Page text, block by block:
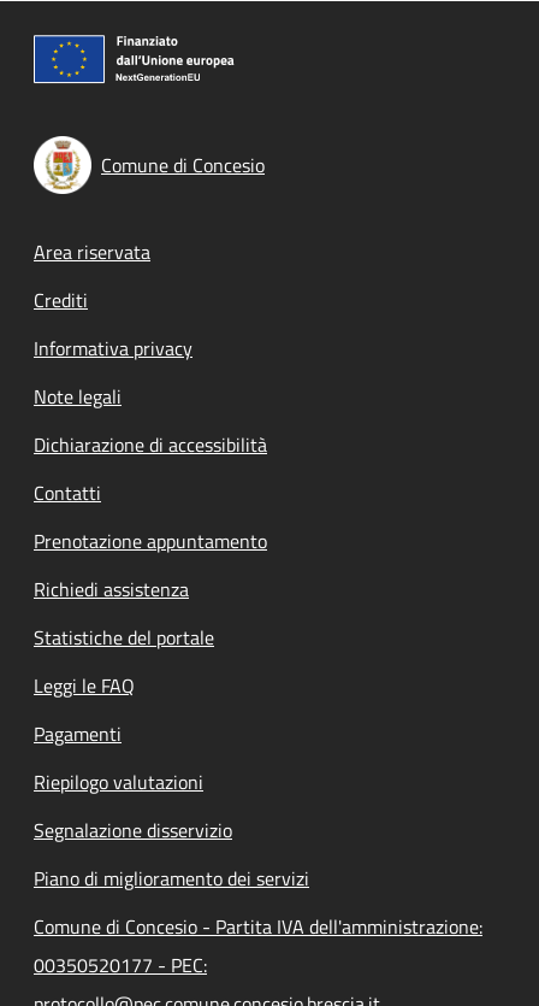
Comune di Concesio
Footer menu
Area riservata
Crediti
Informativa privacy
Note legali
Dichiarazione di accessibilità
Contatti
Prenotazione appuntamento
Richiedi assistenza
Statistiche del portale
Leggi le FAQ
Pagamenti
Riepilogo valutazioni
Segnalazione disservizio
Piano di miglioramento dei servizi
Comune di Concesio - Partita IVA dell'amministrazione:
00350520177 - PEC: